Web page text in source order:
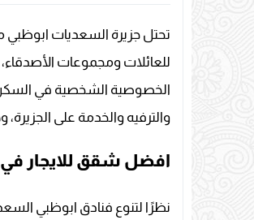
تحتل جزيرة السعديات
للعائلات ومجموعات
الخصوصية الشخصية في السكن
والترفيه والخدمة على
افضل شقق للايجار في
نظرًا لتنوع فنادق ابوظبي